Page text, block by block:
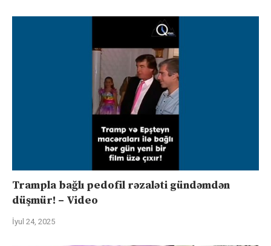
Trampla bağlı pedofil rəzaləti gündəmdən
düşmür! – Video
İyul 24, 2025